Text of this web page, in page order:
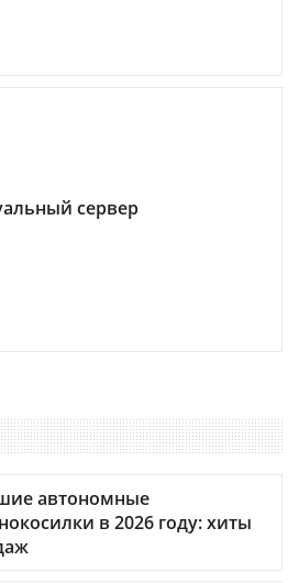
сервер
автономные
в 2026 году: хиты